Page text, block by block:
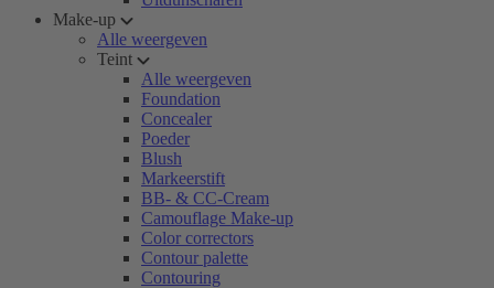
Make-up
Alle weergeven
Teint
Alle weergeven
Foundation
Concealer
Poeder
Blush
Markeerstift
BB- & CC-Cream
Camouflage Make-up
Color correctors
Contour palette
Contouring